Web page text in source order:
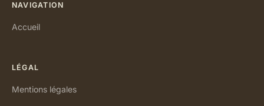
NAVIGATION
Accueil
LÉGAL
Mentions légales